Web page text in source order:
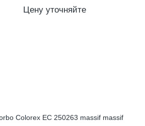
Цену уточняйте